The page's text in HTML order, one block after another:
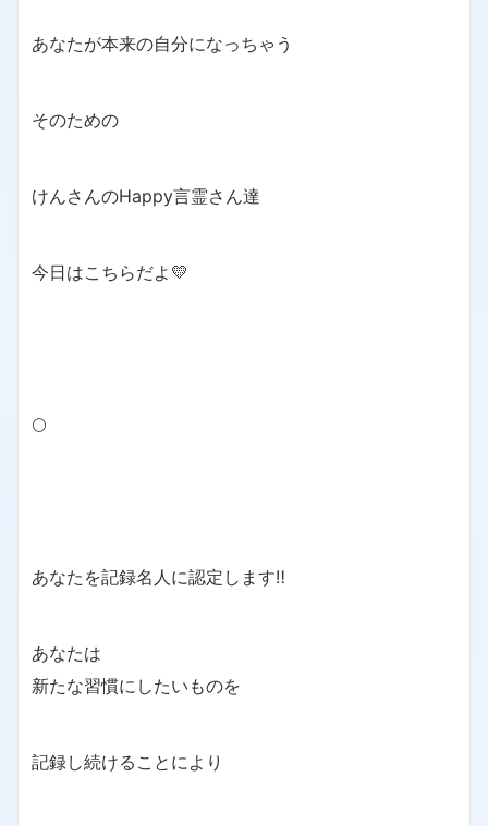
あなたが本来の自分になっちゃう
そのための
けんさんのHappy言霊さん達
今日はこちらだよ💛
🌕
あなたを記録名人に認定します‼️
あなたは
新たな習慣にしたいものを
記録し続けることにより